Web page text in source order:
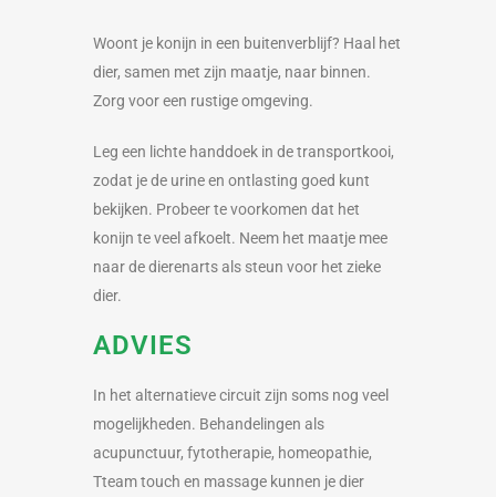
Woont je konijn in een buitenverblijf? Haal het
dier, samen met zijn maatje, naar binnen.
Zorg voor een rustige omgeving.
Leg een lichte handdoek in de transportkooi,
zodat je de urine en ontlasting goed kunt
bekijken. Probeer te voorkomen dat het
konijn te veel afkoelt. Neem het maatje mee
naar de dierenarts als steun voor het zieke
dier.
ADVIES
In het alternatieve circuit zijn soms nog veel
mogelijkheden. Behandelingen als
acupunctuur, fytotherapie, homeopathie,
Tteam touch en massage kunnen je dier